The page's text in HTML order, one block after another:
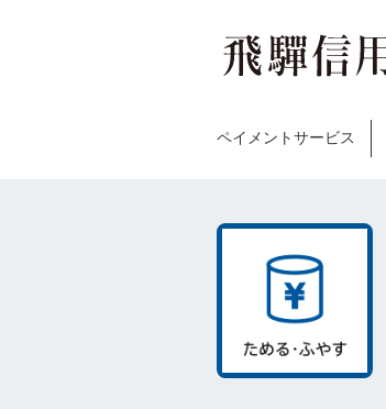
ペイメントサービス